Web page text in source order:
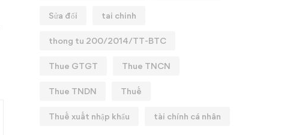
Sửa đổi tai chinh
thong tu 200/2014/TT-BTC
Thue GTGT Thue TNCN
Thue TNDN Thuế
Thuế xuất nhập khẩu tài chính cá nhân